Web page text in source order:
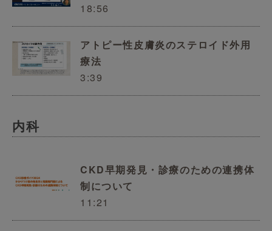
18:56
アトピー性皮膚炎のステロイド外用
療法
3:39
内科
CKD早期発見・診療のための連携体
制について
11:21